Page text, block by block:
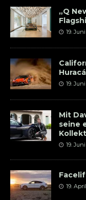
„Q
19.
19.
Mit
seine
19.
19.